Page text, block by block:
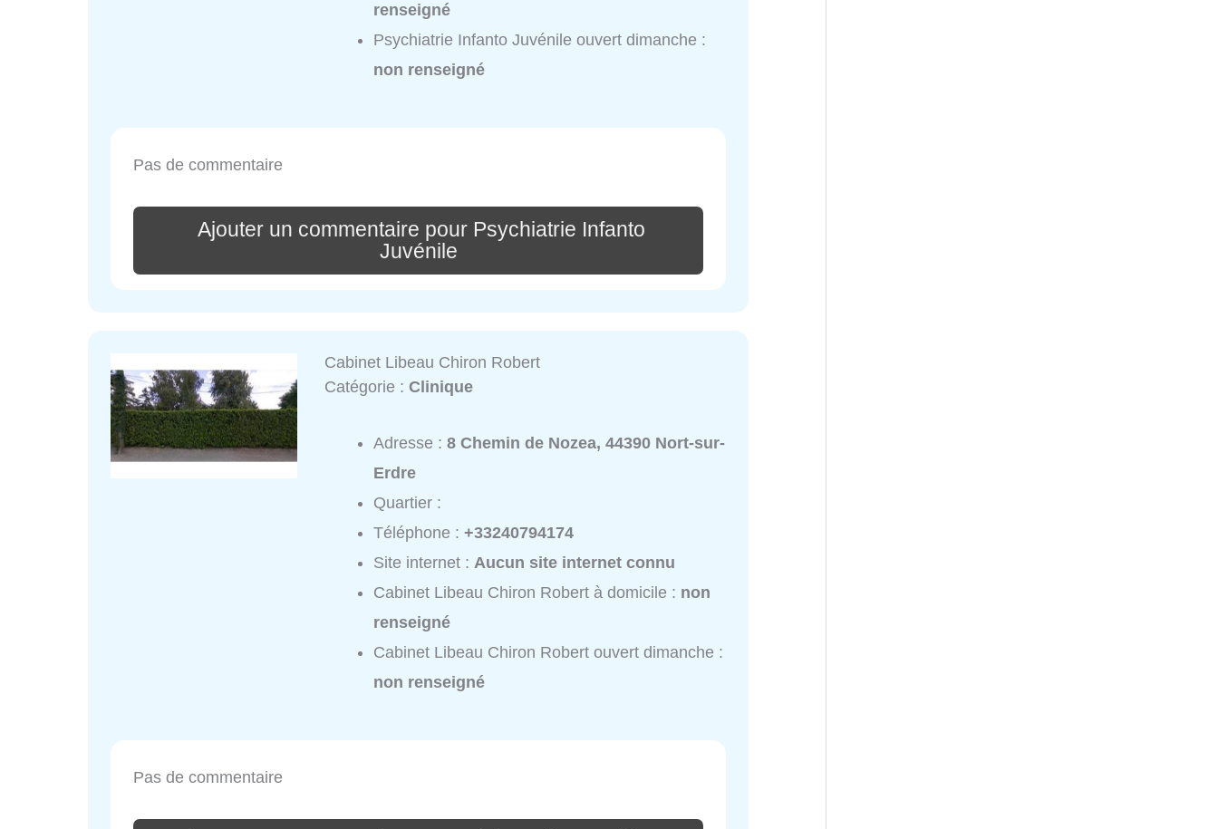
renseigné
Psychiatrie Infanto Juvénile ouvert dimanche :
non renseigné
Pas de commentaire
Ajouter un commentaire pour Psychiatrie Infanto
Juvénile
Cabinet Libeau Chiron Robert
Catégorie :Clinique
Adresse :8 Chemin de Nozea, 44390 Nort-sur-
Erdre
Quartier :
Téléphone :+33240794174
Site internet :Aucun site internet connu
Cabinet Libeau Chiron Robert à domicile : non
renseigné
Cabinet Libeau Chiron Robert ouvert dimanche :
non renseigné
Pas de commentaire